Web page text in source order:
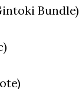
Bundle)